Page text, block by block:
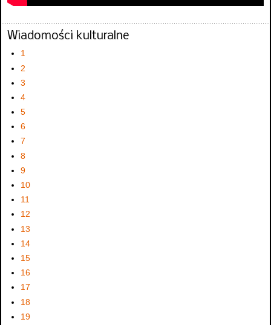
Wiadomości kulturalne
1
2
3
4
5
6
7
8
9
10
11
12
13
14
15
16
17
18
19